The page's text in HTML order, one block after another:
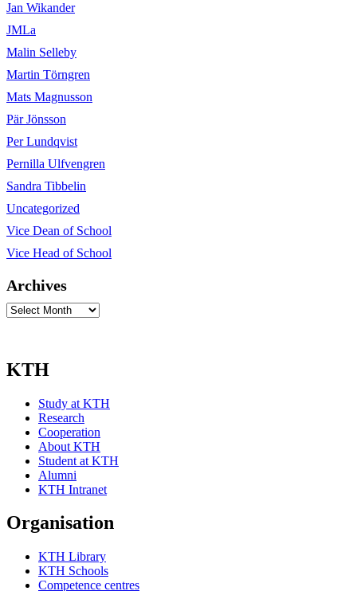
Jan Wikander
JMLa
Malin Selleby
Martin Törngren
Mats Magnusson
Pär Jönsson
Per Lundqvist
Pernilla Ulfvengren
Sandra Tibbelin
Uncategorized
Vice Dean of School
Vice Head of School
Archives
Archives
KTH
Study at KTH
Research
Cooperation
About KTH
Student at KTH
Alumni
KTH Intranet
Organisation
KTH Library
KTH Schools
Competence centres